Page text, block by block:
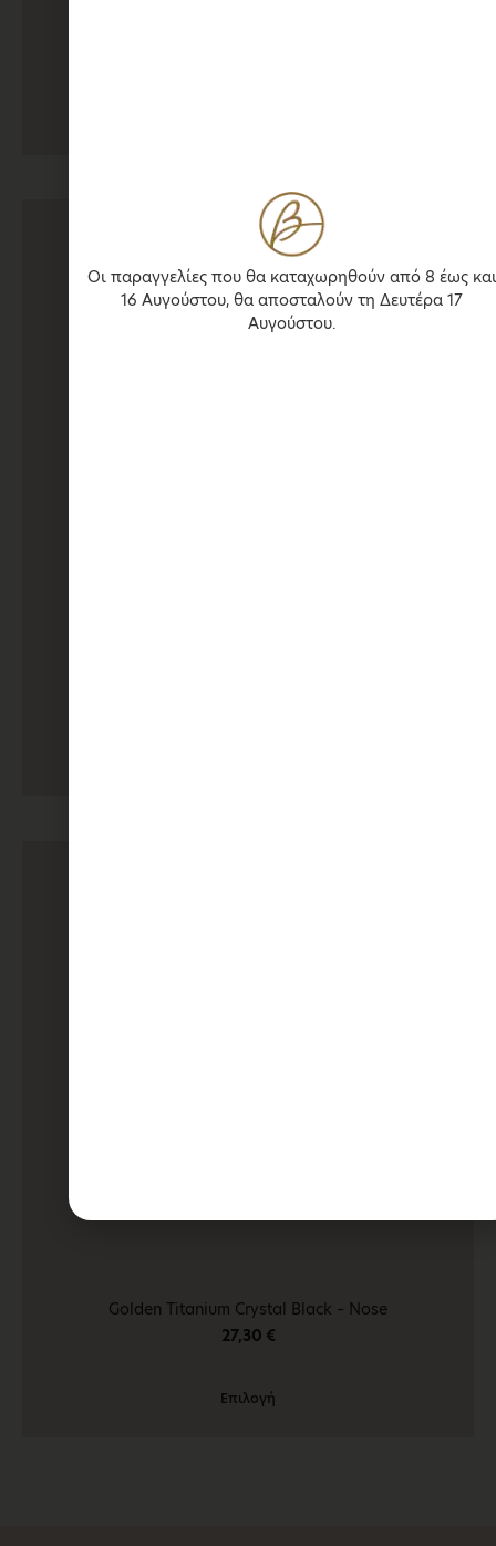
Golden Titanium Crystal Black – Nose
27,30 €
Επιλογή
Οι παραγγελίες που θα καταχωρηθούν από 8 έως και
16 Αυγούστου, θα αποσταλούν τη Δευτέρα 17
Αυγούστου.